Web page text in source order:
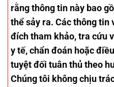
rằng thông tin này bao
thể sảy ra. Các thông tin
đích tham khảo, tra cứu
y tế, chẩn đoán hoặc
tuyệt đối tuân thủ theo
Chúng tôi không chịu